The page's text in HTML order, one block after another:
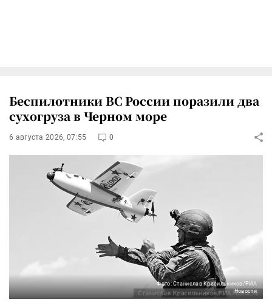
Беспилотники ВС России поразили два
сухогруза в Черном море
6 августа 2026, 07:55 0
Фото: Станислав Красильников/РИА
Новости